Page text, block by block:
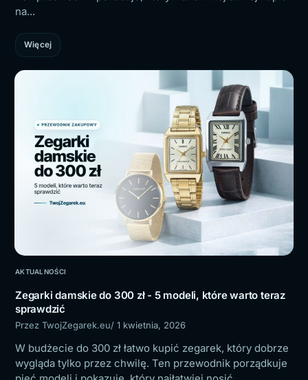
na...
Więcej
AKTUALNOŚCI
Zegarki damskie do 300 zł - 5 modeli, które warto teraz
sprawdzić
Przez TwojZegarek.eu/ 1 kwietnia, 2026
W budżecie do 300 zł łatwo kupić zegarek, który dobrze
wygląda tylko przez chwilę. Ten przewodnik porządkuje